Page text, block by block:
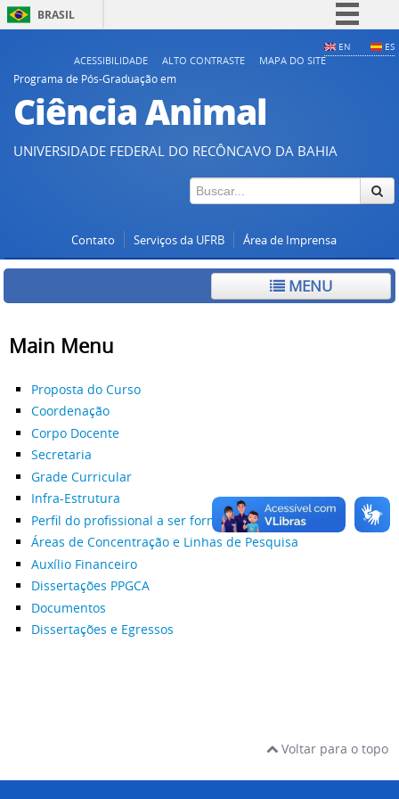
BRASIL
Participe
Acesso à informação
Legislação
EN ES
ACESSIBILIDADE ALTO CONTRASTE
MAPA DO SITE
Programa de Pós-Graduação em
Ciência Animal
UNIVERSIDADE FEDERAL DO RECÔNCAVO DA BAHIA
Contato Serviços da UFRB Área de Imprensa
MENU
Main Menu
Proposta do Curso
Coordenação
Corpo Docente
Secretaria
Grade Curricular
Infra-Estrutura
Perfil do profissional a ser formado
Áreas de Concentração e Linhas de Pesquisa
Auxílio Financeiro
Dissertações PPGCA
Documentos
Dissertações e Egressos
Voltar para o topo